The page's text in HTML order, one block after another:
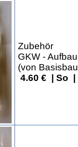
Zubehör
GKW -
(von
4.60 € | So